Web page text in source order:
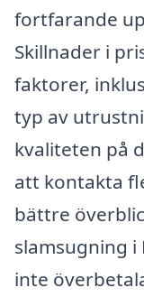
fortfarande
Skillnader i
faktorer,
typ av
kvaliteten på
att kontakta
bättre
slamsugning i
inte